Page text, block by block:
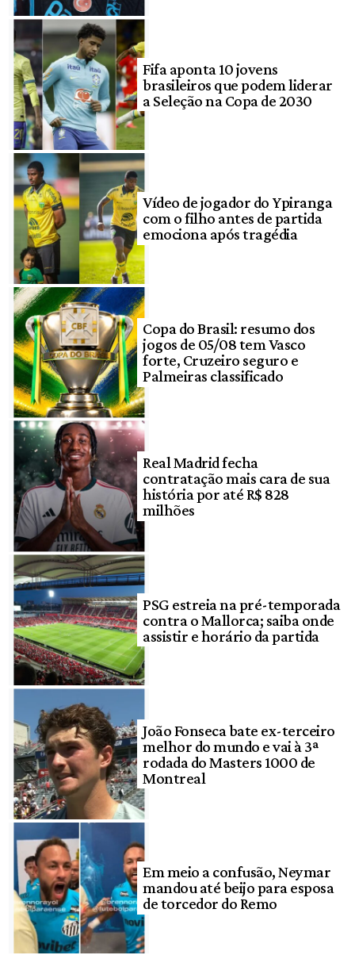
Fifa aponta 10 jovens
brasileiros que podem liderar
a Seleção na Copa de 2030
Vídeo de jogador do Ypiranga
com o filho antes de partida
emociona após tragédia
Copa do Brasil: resumo dos
jogos de 05/08 tem Vasco
forte, Cruzeiro seguro e
Palmeiras classificado
Real Madrid fecha
contratação mais cara de sua
história por até R$ 828
milhões
PSG estreia na pré-temporada
contra o Mallorca; saiba onde
assistir e horário da partida
João Fonseca bate ex-terceiro
melhor do mundo e vai à 3ª
rodada do Masters 1000 de
Montreal
Em meio a confusão, Neymar
mandou até beijo para esposa
de torcedor do Remo